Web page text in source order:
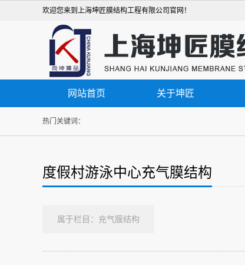
欢迎您来到上海坤匠膜结构工程有限公司官网！
网站首页 关于坤匠
热门关键词：
度假村游泳中心充气膜结构
属于栏目：充气膜结构